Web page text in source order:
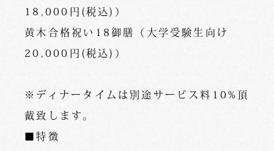
18,000円(税込)）
黄木合格祝い18御膳（大学受験生向け
20,000円(税込)）
※ディナータイムは別途サービス料10%頂
戴致します。
■特徴